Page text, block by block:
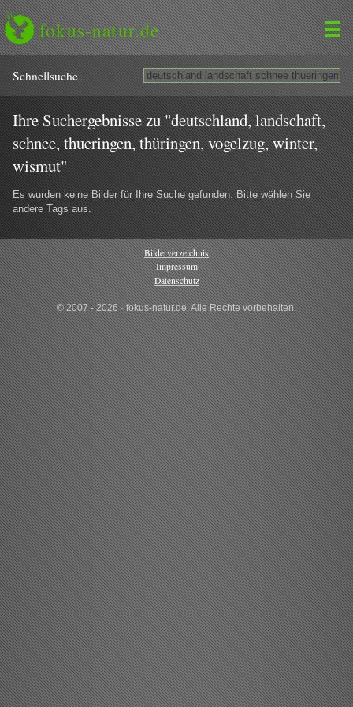
fokus-natur.de
Schnell­suche
Ihre Suchergebnisse zu "deutschland, landschaft,
schnee, thueringen, thüringen, vogelzug, winter,
wismut"
Es wurden keine Bilder für Ihre Suche gefunden. Bitte wählen Sie
andere Tags aus.
Bilderverzeichnis
Impressum
Datenschutz
© 2007 - 2026 · fokus-natur.de, Alle Rechte vorbehalten.